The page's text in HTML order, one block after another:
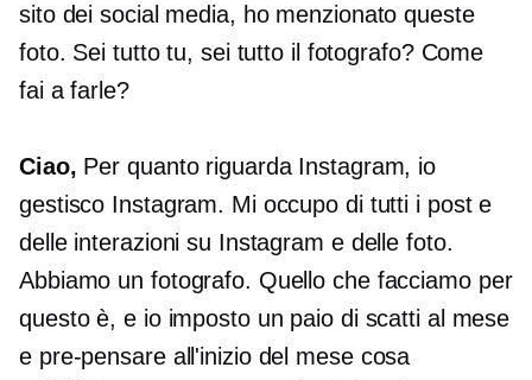
sito dei social media, ho menzionato queste
foto. Sei tutto tu, sei tutto il fotografo? Come
fai a farle?
Ciao, Per quanto riguarda Instagram, io
gestisco Instagram. Mi occupo di tutti i post e
delle interazioni su Instagram e delle foto.
Abbiamo un fotografo. Quello che facciamo per
questo è, e io imposto un paio di scatti al mese
e pre-pensareall'inizio del mese cosa